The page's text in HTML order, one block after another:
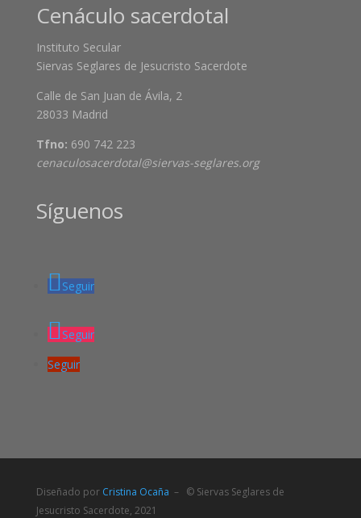
Cenáculo sacerdotal
Instituto Secular
Siervas Seglares de Jesucristo Sacerdote
Calle de San Juan de Ávila, 2
28033 Madrid
Tfno: 690 742 223
cenaculosacerdotal@siervas-seglares.org
Síguenos
Seguir
Seguir
Seguir
Diseñado por Cristina Ocaña – © Siervas Seglares de
Jesucristo Sacerdote, 2021